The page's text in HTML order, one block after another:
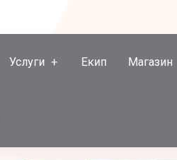
Услуги Екип Магазин